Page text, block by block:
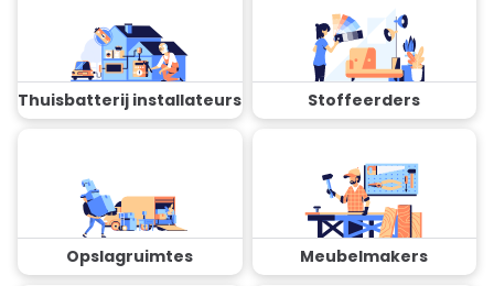
Thuisbatterij installateurs Stoffeerders
Opslagruimtes Meubelmakers